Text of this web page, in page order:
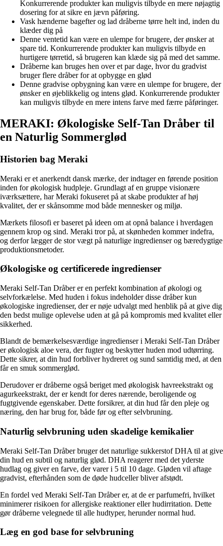
Konkurrerende produkter kan muligvis tilbyde en mere nøjagtig
dosering for at sikre en jævn påføring.
Vask hænderne bagefter og lad dråberne tørre helt ind, inden du
klæder dig på
Denne ventetid kan være en ulempe for brugere, der ønsker at
spare tid. Konkurrerende produkter kan muligvis tilbyde en
hurtigere tørretid, så brugeren kan klæde sig på med det samme.
Dråberne kan bruges hen over et par dage, hvor du gradvist
bruger flere dråber for at opbygge en glød
Denne gradvise opbygning kan være en ulempe for brugere, der
ønsker en øjeblikkelig og intens glød. Konkurrerende produkter
kan muligvis tilbyde en mere intens farve med færre påføringer.
MERAKI: Økologiske Self-Tan Dråber til
en Naturlig Sommerglød
Historien bag Meraki
Meraki er et anerkendt dansk mærke, der indtager en førende position
inden for økologisk hudpleje. Grundlagt af en gruppe visionære
iværksættere, har Meraki fokuseret på at skabe produkter af høj
kvalitet, der er skånsomme mod både mennesker og miljø.
Mærkets filosofi er baseret på ideen om at opnå balance i hverdagen
gennem krop og sind. Meraki tror på, at skønheden kommer indefra,
og derfor lægger de stor vægt på naturlige ingredienser og bæredygtige
produktionsmetoder.
Økologiske og certificerede ingredienser
Meraki Self-Tan Dråber er en perfekt kombination af økologi og
selvforkælelse. Med huden i fokus indeholder disse dråber kun
økologiske ingredienser, der er nøje udvalgt med henblik på at give dig
den bedst mulige oplevelse uden at gå på kompromis med kvalitet eller
sikkerhed.
Blandt de bemærkelsesværdige ingredienser i Meraki Self-Tan Dråber
er økologisk aloe vera, der fugter og beskytter huden mod udtørring.
Dette sikrer, at din hud forbliver hydreret og sund samtidig med, at den
får en smuk sommerglød.
Derudover er dråberne også beriget med økologisk havreekstrakt og
agurkeekstrakt, der er kendt for deres nærende, beroligende og
fugtgivende egenskaber. Dette forsikrer, at din hud får den pleje og
næring, den har brug for, både før og efter selvbruning.
Naturlig selvbruning uden skadelige kemikalier
Meraki Self-Tan Dråber bruger det naturlige sukkerstof DHA til at give
din hud en subtil og naturlig glød. DHA reagerer med det yderste
hudlag og giver en farve, der varer i 5 til 10 dage. Gløden vil aftage
gradvist, efterhånden som de døde hudceller bliver afstødt.
En fordel ved Meraki Self-Tan Dråber er, at de er parfumefri, hvilket
minimerer risikoen for allergiske reaktioner eller hudirritation. Dette
gør dråberne velegnede til alle hudtyper, herunder normal hud.
Læg en god base for selvbruning